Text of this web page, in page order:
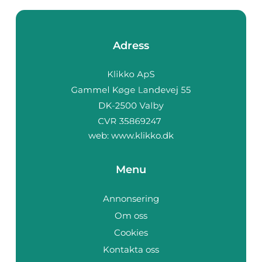
Adress
web: www.klikko.dk
Menu
Annonsering
Om oss
Cookies
Kontakta oss